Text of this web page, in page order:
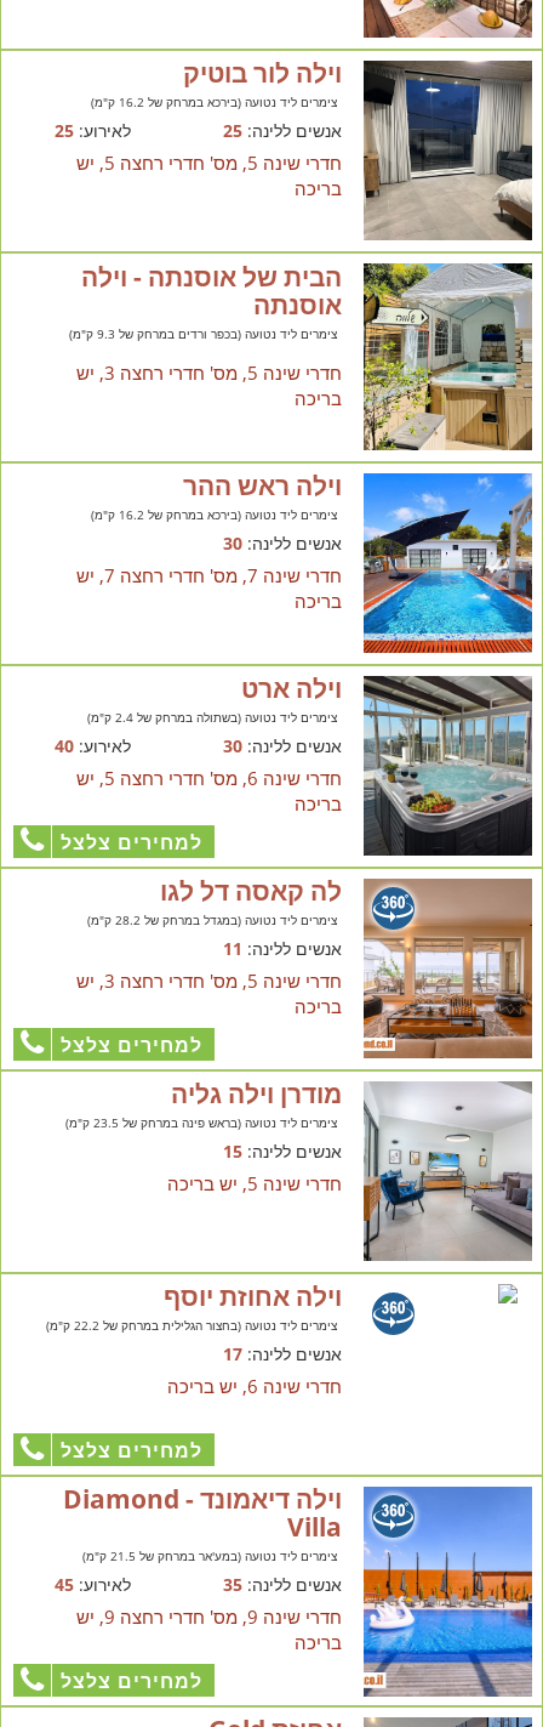
וילה לור בוטיק
צימרים ליד נטועה (בירכא במרחק של 16.2 ק"מ)
אנשים ללינה:25 לאירוע:25
חדרי שינה 5, מס' חדרי רחצה 5, יש
בריכה
הבית של אוסנתה - וילה
אוסנתה
צימרים ליד נטועה (בכפר ורדים במרחק של 9.3 ק"מ)
חדרי שינה 5, מס' חדרי רחצה 3, יש
בריכה
וילה ראש ההר
צימרים ליד נטועה (בירכא במרחק של 16.2 ק"מ)
אנשים ללינה:30
חדרי שינה 7, מס' חדרי רחצה 7, יש
בריכה
וילה ארט
צימרים ליד נטועה (בשתולה במרחק של 2.4 ק"מ)
אנשים ללינה:30 לאירוע:40
חדרי שינה 6, מס' חדרי רחצה 5, יש
בריכה
למחירים צלצל
לה קאסה דל לגו
צימרים ליד נטועה (במגדל במרחק של 28.2 ק"מ)
אנשים ללינה: 11
חדרי שינה 5, מס' חדרי רחצה 3, יש
בריכה
למחירים צלצל
מודרן וילה גליה
צימרים ליד נטועה (בראש פינה במרחק של 23.5 ק"מ)
אנשים ללינה:15
חדרי שינה 5, יש בריכה
וילה אחוזת יוסף
צימרים ליד נטועה (בחצור הגלילית במרחק של 22.2 ק"מ)
אנשים ללינה:17
חדרי שינה 6, יש בריכה
למחירים צלצל
וילה דיאמונד - Diamond
Villa
צימרים ליד נטועה (במע'אר במרחק של 21.5 ק"מ)
אנשים ללינה:35 לאירוע:45
חדרי שינה 9, מס' חדרי רחצה 9, יש
בריכה
למחירים צלצל